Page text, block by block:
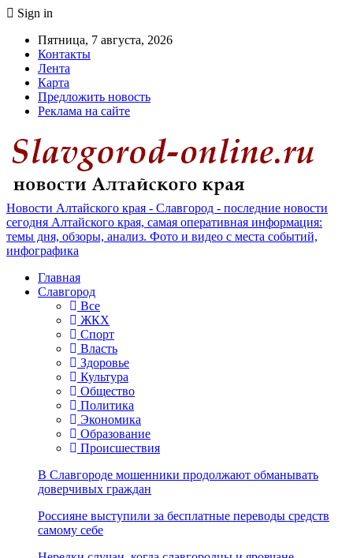
Sign in
Пятница, 7 августа, 2026
Контакты
Лента
Карта
Предложить новость
Реклама на сайте
Новости Алтайского края - Славгород - последние новости
сегодня Алтайского края, самая оперативная информация:
темы дня, обзоры, анализ. Фото и видео с места событий,
инфографика
Главная
Славгород
Все
ЖКХ
Спорт
Власть
Здоровье
Культура
Общество
Политика
Экономика
Образование
Происшествия
В Славгороде мошенники продолжают обманывать
доверчивых граждан
Россияне выступили за бесплатные переводы средств
самому себе